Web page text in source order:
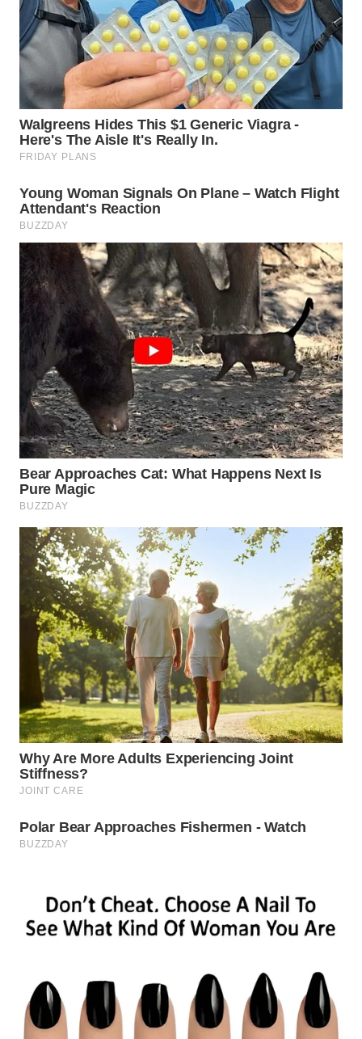
WN
NUSANTARA
WN
JOGJA
WN
JATIM
WN
BALI
WN
KALBAR
WN
KALTENG
WN
KALTARA
WN
KALSEL
WN
WN
SULSEL
WN
GORONTALO
WN
SULUT
WN
MALUKU
WN
WN
DANAU
WN
NIAS